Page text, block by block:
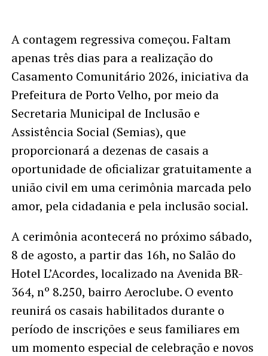
A contagem regressiva começou. Faltam
apenas três dias para a realização do
Casamento Comunitário 2026, iniciativa da
Prefeitura de Porto Velho, por meio da
Secretaria Municipal de Inclusão e
Assistência Social (Semias), que
proporcionará a dezenas de casais a
oportunidade de oficializar gratuitamente a
união civil em uma cerimônia marcada pelo
amor, pela cidadania e pela inclusão social.
A cerimônia acontecerá no próximo sábado,
8 de agosto, a partir das 16h, no Salão do
Hotel L’Acordes, localizado na Avenida BR-
364, nº 8.250, bairro Aeroclube. O evento
reunirá os casais habilitados durante o
período de inscrições e seus familiares em
um momento especial de celebração e novos